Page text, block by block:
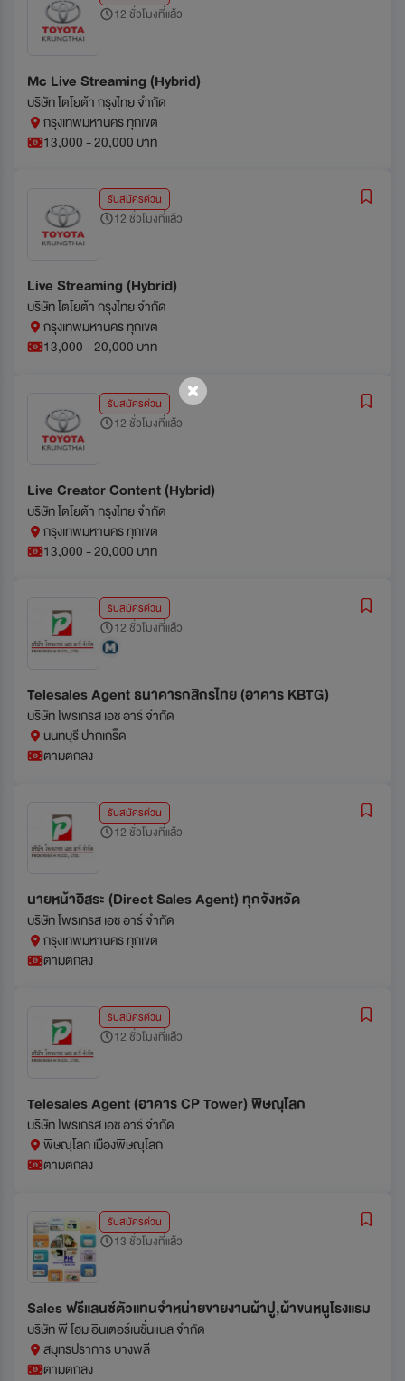
12 ชั่วโมงที่แล้ว
Mc Live Streaming (Hybrid)
บริษัท โตโยต้า กรุงไทย จำกัด
กรุงเทพมหานคร ทุกเขต
13,000 - 20,000 บาท
รับสมัครด่วน
12 ชั่วโมงที่แล้ว
Live Streaming (Hybrid)
บริษัท โตโยต้า กรุงไทย จำกัด
กรุงเทพมหานคร ทุกเขต
13,000 - 20,000 บาท
รับสมัครด่วน
12 ชั่วโมงที่แล้ว
Live Creator Content (Hybrid)
บริษัท โตโยต้า กรุงไทย จำกัด
กรุงเทพมหานคร ทุกเขต
13,000 - 20,000 บาท
รับสมัครด่วน
12 ชั่วโมงที่แล้ว
Telesales Agent ธนาคารกสิกรไทย (อาคาร KBTG)
บริษัท โพรเกรส เอช อาร์ จำกัด
นนทบุรี ปากเกร็ด
ตามตกลง
รับสมัครด่วน
12 ชั่วโมงที่แล้ว
นายหน้าอิสระ (Direct Sales Agent) ทุกจังหวัด
บริษัท โพรเกรส เอช อาร์ จำกัด
กรุงเทพมหานคร ทุกเขต
ตามตกลง
รับสมัครด่วน
12 ชั่วโมงที่แล้ว
Telesales Agent (อาคาร CP Tower) พิษณุโลก
บริษัท โพรเกรส เอช อาร์ จำกัด
พิษณุโลก เมืองพิษณุโลก
ตามตกลง
รับสมัครด่วน
13 ชั่วโมงที่แล้ว
Sales ฟรีแลนซ์ตัวแทนจำหน่ายขายงานผ้าปู,ผ้าขนหนูโรงแรม
บริษัท พี โฮม อินเตอร์เนชั่นแนล จำกัด
สมุทรปราการ บางพลี
ตามตกลง